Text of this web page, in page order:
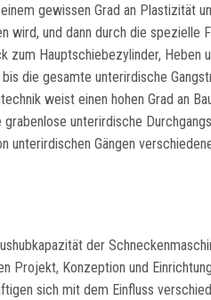
gewissen Grad an Plastizität
wird, und dann durch die spezielle
zum Hauptschiebezylinder, Heben
die gesamte unterirdische
weist einen hohen Grad an
unterirdische
unterirdischen Gängen
der
Projekt, Konzeption und
sich mit dem Einfluss